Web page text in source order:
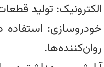
الکترونیک: تولید
خودروسازی: استفاده
روان‌کننده‌ها.